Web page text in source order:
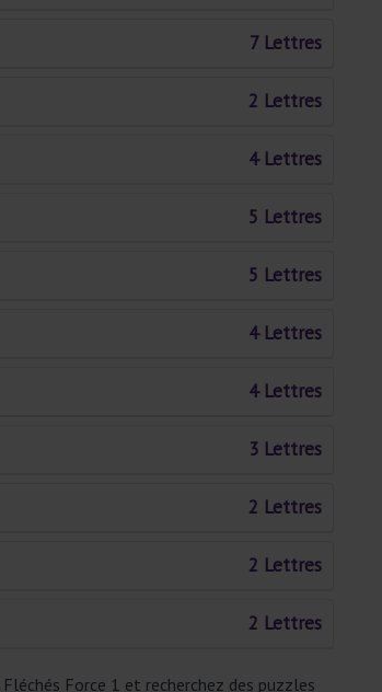
7 Lettres
2 Lettres
4 Lettres
5 Lettres
5 Lettres
4 Lettres
4 Lettres
3 Lettres
2 Lettres
2 Lettres
2 Lettres
Force 1 et recherchez des puzzles